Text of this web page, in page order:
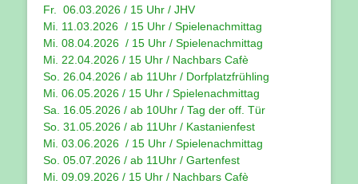
Fr. 06.03.2026 / 15 Uhr / JHV
Mi. 11.03.2026 / 15 Uhr / Spielenachmittag
Mi. 08.04.2026 / 15 Uhr / Spielenachmittag
Mi. 22.04.2026 / 15 Uhr / Nachbars Cafè
So. 26.04.2026 / ab 11Uhr / Dorfplatzfrühling
Mi. 06.05.2026 / 15 Uhr / Spielenachmittag
Sa. 16.05.2026 / ab 10Uhr / Tag der off. Tür
So. 31.05.2026 / ab 11Uhr / Kastanienfest
Mi. 03.06.2026 / 15 Uhr / Spielenachmittag
So. 05.07.2026 / ab 11Uhr / Gartenfest
Mi. 09.09.2026 / 15 Uhr / Nachbars Cafè